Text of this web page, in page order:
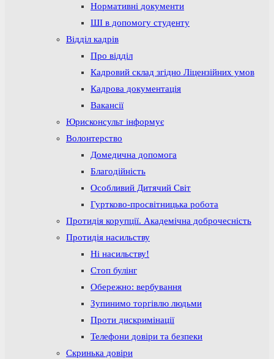
Нормативні документи
ШІ в допомогу студенту
Відділ кадрів
Про відділ
Кадровий склад згідно Ліцензійних умов
Кадрова документація
Вакансії
Юрисконсульт інформує
Волонтерство
Домедична допомога
Благодійність
Особливий Дитячий Світ
Гуртково-просвітницька робота
Протидія корупції. Академічна доброчесність
Протидія насильству
Ні насильству!
Стоп булінг
Обережно: вербування
Зупинимо торгівлю людьми
Проти дискримінації
Телефони довіри та безпеки
Скринька довіри